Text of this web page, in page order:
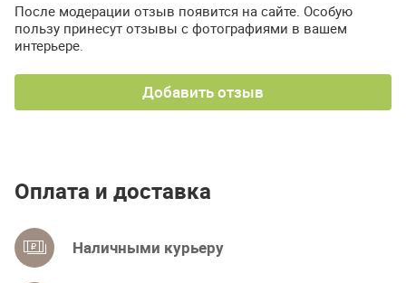
После модерации отзыв появится на сайте. Особую
пользу принесут отзывы с фотографиями в вашем
интерьере.
Добавить отзыв
Оплата и доставка
Наличными курьеру